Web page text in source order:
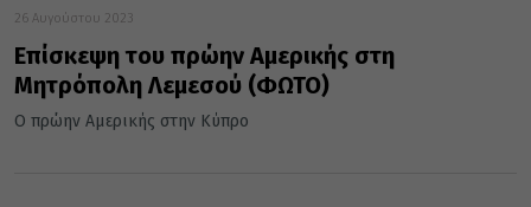
26 Αυγούστου 2023
Επίσκεψη του πρώην Αμερικής στη
Μητρόπολη Λεμεσού (ΦΩΤΟ)
Ο πρώην Αμερικής στην Κύπρο